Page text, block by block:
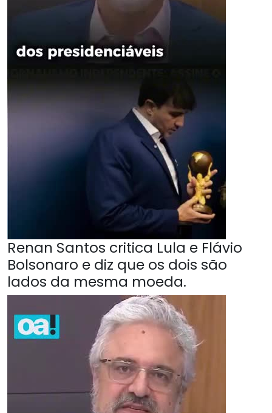
Renan Santos critica Lula e Flávio
Bolsonaro e diz que os dois são
lados da mesma moeda.